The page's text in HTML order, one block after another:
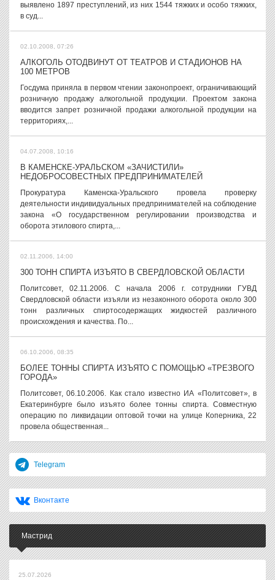
выявлено 1897 преступлений, из них 1544 тяжких и особо тяжких,
в суд...
02.10.2008, 07:26
АЛКОГОЛЬ ОТОДВИНУТ ОТ ТЕАТРОВ И СТАДИОНОВ НА
100 МЕТРОВ
Госдума приняла в первом чтении законопроект, ограничивающий
розничную продажу алкогольной продукции. Проектом закона
вводится запрет розничной продажи алкогольной продукции на
территориях,...
04.07.2008, 10:16
В КАМЕНСКЕ-УРАЛЬСКОМ «ЗАЧИСТИЛИ»
НЕДОБРОСОВЕСТНЫХ ПРЕДПРИНИМАТЕЛЕЙ
Прокуратура Каменска-Уральского провела проверку
деятельности индивидуальных предпринимателей на соблюдение
закона «О государственном регулировании производства и
оборота этилового спирта,...
02.11.2006, 14:00
300 ТОНН СПИРТА ИЗЪЯТО В СВЕРДЛОВСКОЙ ОБЛАСТИ
Политсовет, 02.11.2006. С начала 2006 г. сотрудники ГУВД
Свердловской области изъяли из незаконного оборота около 300
тонн различных спиртосодержащих жидкостей различного
происхождения и качества. По...
06.10.2006, 08:35
БОЛЕЕ ТОННЫ СПИРТА ИЗЪЯТО С ПОМОЩЬЮ «ТРЕЗВОГО
ГОРОДА»
Политсовет, 06.10.2006. Как стало известно ИА «Политсовет», в
Екатеринбурге было изъято более тонны спирта. Совместную
операцию по ликвидации оптовой точки на улице Коперника, 22
провела общественная...
Telegram
Вконтакте
Мастрид
25.07.2026